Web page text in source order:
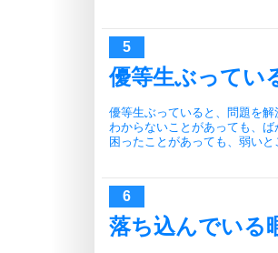
優等生ぶってい
優等生ぶっていると、問題を解
わからないことがあっても、
困ったことがあっても、弱い
落ち込んでいる